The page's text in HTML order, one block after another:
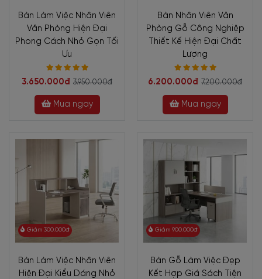
Bàn Làm Việc Nhân Viên
Văn Phòng Hiện Đại
Phong Cách Nhỏ Gọn Tối
Ưu
3.650.000đ 3.950.000đ
Mua ngay
Bàn Nhân Viên Văn
Phòng Gỗ Công Nghiệp
Thiết Kế Hiện Đại Chất
Lượng
6.200.000đ 7.200.000đ
Mua ngay
Giảm 300.000đ
Bàn Làm Việc Nhân Viên
Hiện Đại Kiểu Dáng Nhỏ
Giảm 900.000đ
Bàn Gỗ Làm Việc Đẹp
Kết Hợp Giá Sách Tiện